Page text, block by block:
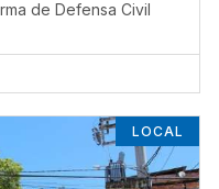
de Defensa Civil
LOCAL